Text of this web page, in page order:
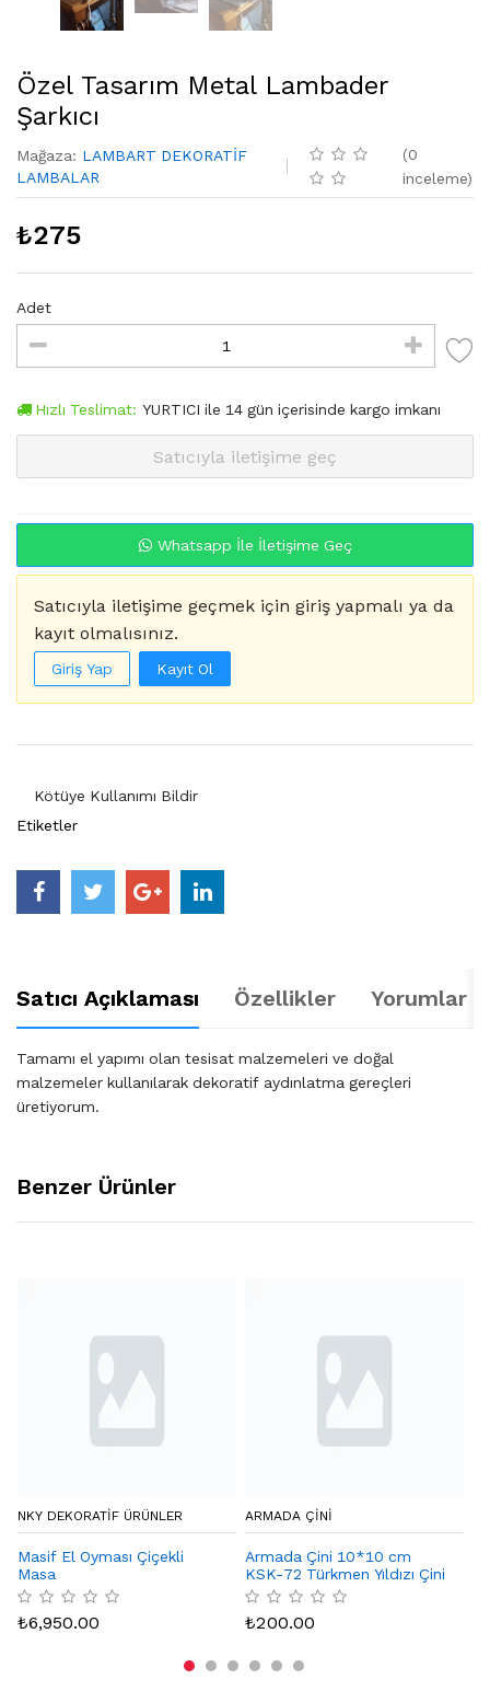
Özel Tasarım Metal Lambader
Şarkıcı
Mağaza: LAMBART DEKORATİF
LAMBALAR
(0
inceleme)
₺275
Adet
Hızlı Teslimat: YURTICI ile 14gün içerisinde kargo imkanı
Satıcıyla iletişime geç
Whatsapp İle İletişime Geç
Satıcıyla iletişime geçmek için giriş yapmalı ya da
kayıt olmalısınız.
Giriş Yap Kayıt Ol
Kötüye Kullanımı Bildir
Etiketler
Satıcı Açıklaması Özellikler Yorumlar
Tamamı el yapımı olan tesisat malzemeleri ve doğal
malzemeler kullanılarak dekoratif aydınlatma gereçleri
üretiyorum.
Benzer Ürünler
NKY DEKORATIF ÜRÜNLER
Masif El Oyması Çiçekli
Masa
₺6,950.00
ARMADA ÇİNİ
Armada Çini 10*10 cm
KSK-72 Türkmen Yıldızı Çini
Karo Seramik Desenli
Bordür Köşesi
₺200.00